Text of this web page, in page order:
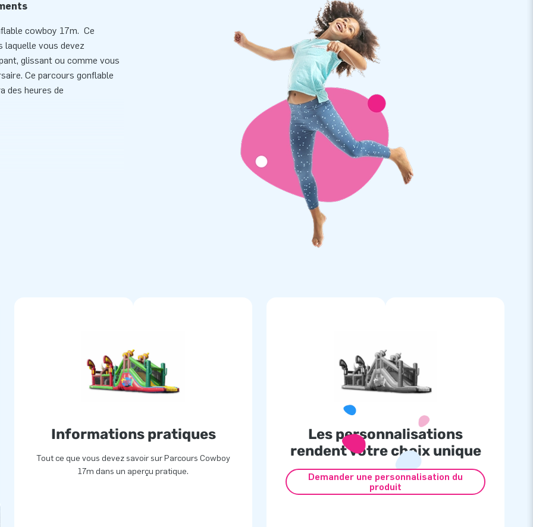
cowboy 17m. Ce
vous devez
glissant ou comme vous
Ce parcours gonflable
des heures de
et le stockage. Ce
offre une garantie unique de
JB vous assure une longue
ce parcours cowboy 17m et
et grands enfants du monde
De plus, les équipes de
innovent en permanence
d’un service et d’une
Informations pratiques
Tout ce que vous devez savoir sur Parcours Cowboy
17m dans un aperçu pratique.
Les personnalisations
rendent votre choix unique
Demander une personnalisation du
produit